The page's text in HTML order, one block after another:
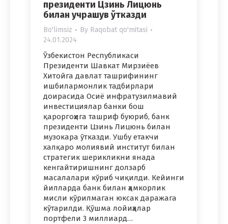
президенти Цзинь Лицюнь
билан учрашув ўтказди
Bo'limsiz By Raqobat qo'mitasi
24.01.2024
Ўзбекистон Республикаси
Президенти Шавкат Мирзиёев
Хитойга давлат ташрифининг
ишбилармонлик тадбирлари
доирасида Осиё инфратузилмавий
инвестициялар банки бош
қароргоҳига ташриф буюриб, банк
президенти Цзинь Лицюнь билан
музокара ўтказди. Ушбу етакчи
халқаро молиявий институт билан
стратегик шерикликни янада
кенгайтиришнинг долзарб
масалалари кўриб чиқилди. Кейинги
йилларда банк билан ҳамкорлик
мисли кўрилмаган юксак даражага
кўтарилди. Қўшма лойиҳалар
портфели 3 миллиард…